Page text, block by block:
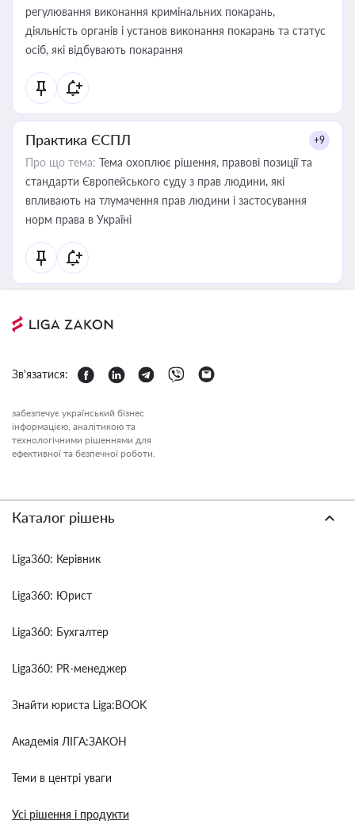
регулювання виконання кримінальних покарань,
діяльність органів і установ виконання покарань та статус
осіб, які відбувають покарання
Практика ЄСПЛ +9
Про що тема: Тема охоплює рішення, правові позиції та
стандарти Європейського суду з прав людини, які
впливають на тлумачення прав людини і застосування
норм права в Україні
Зв'язатися:
забезпечує український бізнес
інформацією, аналітикою та
технологічними рішеннями для
ефективної та безпечної роботи.
Каталог рішень
Liga360: Керівник
Liga360: Юрист
Liga360: Бухгалтер
Liga360: PR-менеджер
Знайти юриста Liga:BOOK
Академія ЛІГА:ЗАКОН
Теми в центрі уваги
Усі рішення і продукти